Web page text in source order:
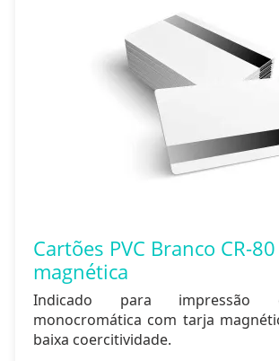
Cartões PVC Branco CR-
magnética
Indicado para impressão
monocromática com tarja
baixa coercitividade.